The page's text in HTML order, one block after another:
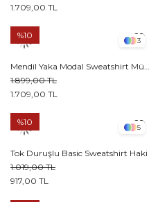
1.709,00 TL
3
1.709,00 TL
1.899,00 TL
%10
5
Tok Duruşlu Basic Sweatshirt Haki
917,00 TL
1.019,00 TL
%10